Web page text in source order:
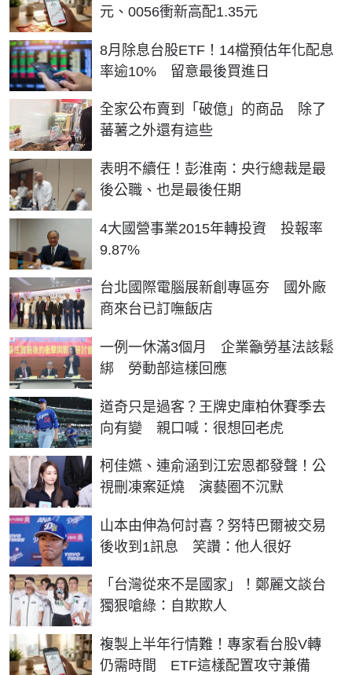
元、0056衝新高配1.35元
8月除息台股ETF！14檔預估年化配息
率逾10% 留意最後買進日
全家公布賣到「破億」的商品 除了
蕃薯之外還有這些
表明不續任！彭淮南：央行總裁是最
後公職、也是最後任期
4大國營事業2015年轉投資 投報率
9.87%
台北國際電腦展新創專區夯 國外廠
商來台已訂嘸飯店
一例一休滿3個月 企業籲勞基法該鬆
綁 勞動部這樣回應
道奇只是過客？王牌史庫柏休賽季去
向有變 親口喊：很想回老虎
柯佳嬿、連俞涵到江宏恩都發聲！公
視刪凍案延燒 演藝圈不沉默
山本由伸為何討喜？努特巴爾被交易
後收到1訊息 笑讚：他人很好
「台灣從來不是國家」！鄭麗文談台
獨狠嗆綠：自欺欺人
複製上半年行情難！專家看台股V轉
仍需時間 ETF這樣配置攻守兼備